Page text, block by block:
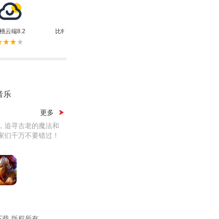
云端8.2 比特舟Pro(bt种子磁力搜索器)
乐
更多
追寻古老的魔法和
千万不要错过！